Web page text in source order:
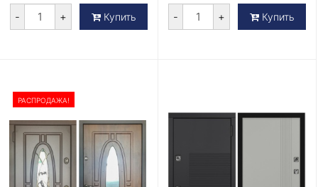
- + Купить - + Купить
РАСПРОДАЖА!